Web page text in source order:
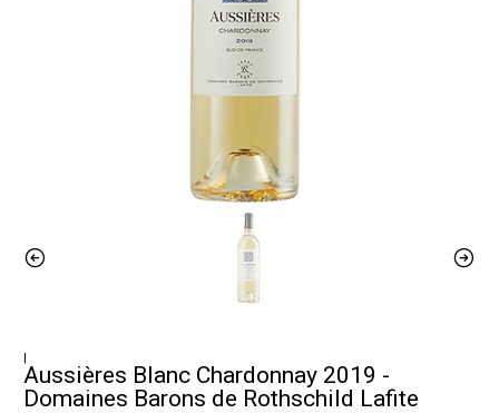
|
Aussières Blanc Chardonnay 2019 -
Domaines Barons de Rothschild Lafite